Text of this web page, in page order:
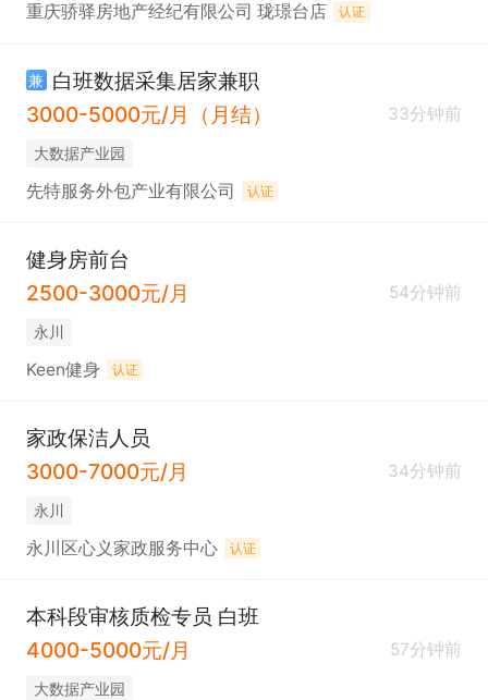
重庆骄驿房地产经纪有限公司 珑璟台店 认证
兼 白班数据采集居家兼职
3000-5000元/月（月结）
33分钟前
大数据产业园
先特服务外包产业有限公司 认证
健身房前台
2500-3000元/月
54分钟前
永川
Keen健身 认证
家政保洁人员
3000-7000元/月
34分钟前
永川
永川区心义家政服务中心 认证
本科段审核质检专员 白班
4000-5000元/月
57分钟前
大数据产业园